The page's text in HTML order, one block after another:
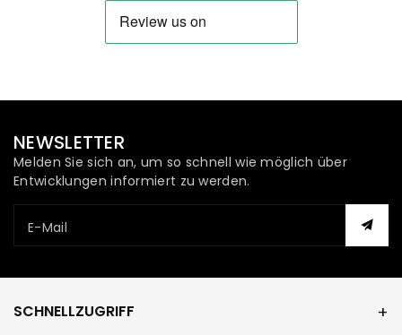
NEWSLETTER
Melden Sie sich an, um so schnell wie möglich über
Entwicklungen informiert zu werden.
E-Mail
SCHNELLZUGRIFF